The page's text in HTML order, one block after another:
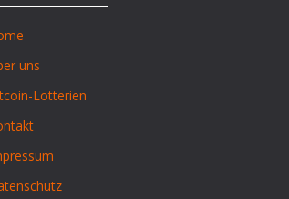
uns
Lotterien